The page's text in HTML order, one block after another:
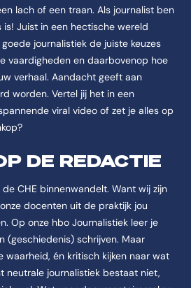
aangeboden aan de CHE | Studeren
onder Journalistiek.
aangeboden als Voltijd.
4 jaar.
in september.
lach of een traan. Als journalist ben
Juist in een hectische wereld
journalistiek de juiste keuzes
vaardigheden en daarbovenop hoe
verhaal. Aandacht geeft aan
worden. Vertel jij het in een
viral video of zet je alles op
DE REDACTIE
CHE binnenwandelt. Want wij zijn
docenten uit de praktijk jou
Op onze hbo Journalistiek leer je
(geschiedenis) schrijven. Maar
waarheid, én kritisch kijken naar wat
neutrale journalistiek bestaat niet,